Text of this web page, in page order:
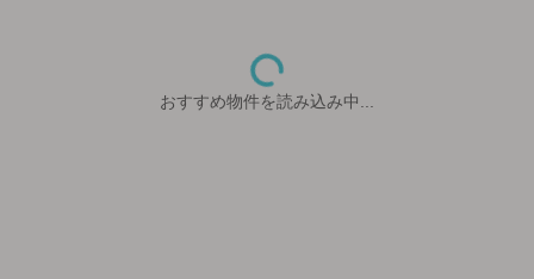
おすすめ物件を読み込み中...